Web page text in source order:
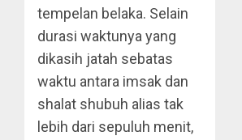
tempelan belaka. Selain
durasi waktunya yang
dikasih jatah sebatas
waktu antara imsak dan
shalat shubuh alias tak
lebih dari sepuluh menit,